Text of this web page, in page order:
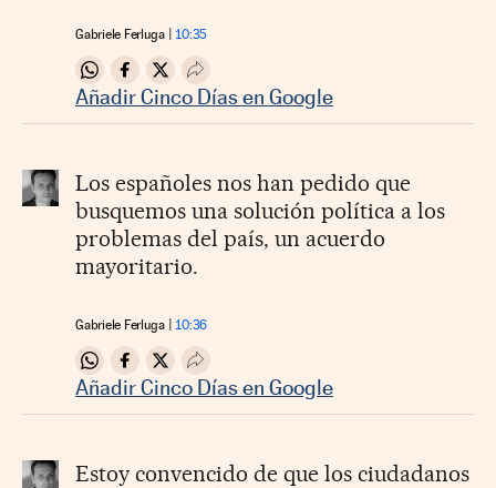
Gabriele Ferluga 10:35
Compartir en Whatsapp
Compartir en Facebook
Compartir en Twitter
Desplegar Redes Sociales
Añadir Cinco Días en Google
Los españoles nos han pedido que
busquemos una solución política a los
problemas del país, un acuerdo
mayoritario.
Gabriele Ferluga 10:36
Compartir en Whatsapp
Compartir en Facebook
Compartir en Twitter
Desplegar Redes Sociales
Añadir Cinco Días en Google
Estoy convencido de que los ciudadanos